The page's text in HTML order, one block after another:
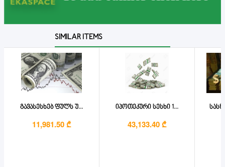
SIMILAR ITEMS
გავასესხებ ფულს უ...
11,981.50 ₾
იპოთეკური სესხი 1...
43,133.40 ₾